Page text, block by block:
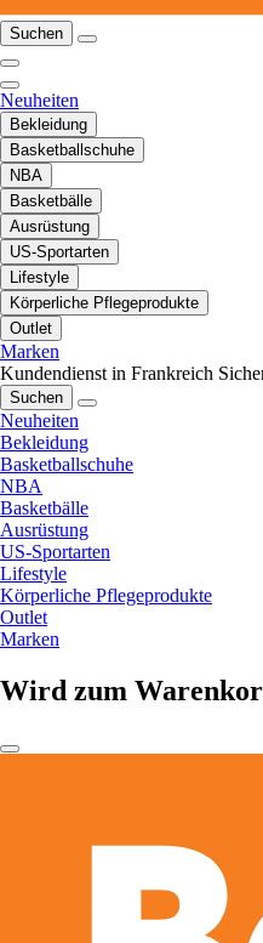
Suchen
Neuheiten
Bekleidung
Basketballschuhe
NBA
Basketbälle
Ausrüstung
US-Sportarten
Lifestyle
Körperliche Pflegeprodukte
Outlet
Marken
Kundendienst in Frankreich
Suchen
Neuheiten
Bekleidung
Basketballschuhe
NBA
Basketbälle
Ausrüstung
US-Sportarten
Lifestyle
Körperliche Pflegeprodukte
Outlet
Marken
Wird zum